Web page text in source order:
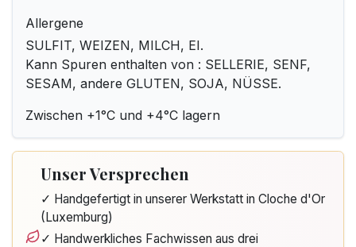
Allergene
SULFIT, WEIZEN, MILCH, EI.
Kann Spuren enthalten von : SELLERIE, SENF,
SESAM, andere GLUTEN, SOJA, NÜSSE.
Zwischen +1°C und +4°C lagern
Unser Versprechen
✓ Handgefertigt in unserer Werkstatt in Cloche d'Or
(Luxemburg)
✓ Handwerkliches Fachwissen aus drei